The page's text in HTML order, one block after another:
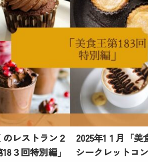
のレストラン２ 2025年1１月「美
18３回特別編」 シークレットコン